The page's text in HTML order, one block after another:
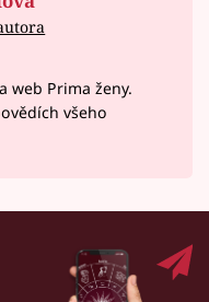
web Prima ženy.
všeho